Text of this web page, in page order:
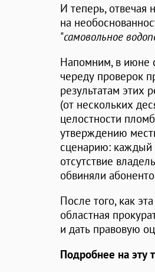
И теперь, отвечая
на
"самовольное
Напомним, в июне
череду проверок
результатам этих
(от нескольких
целостности
утверждению
сценарию: каждый
отсутствие
обвиняли
После того, как
областная
и дать правовую
Подробнее на эту